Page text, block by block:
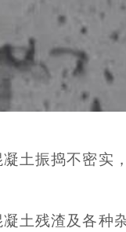
土振捣不密实
土残渣及各种